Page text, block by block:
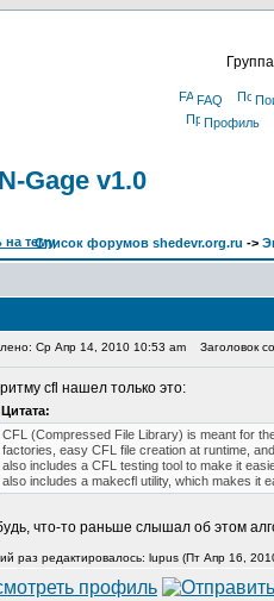
FAQ
Профиль
Gage v1.0
Список форумов shedevr.org.ru ->
Ср Апр 14, 2010 10:53 am Заголовок
cfl нашел только это:
Цитата:
CFL (Compressed File Library) is meant for
factories, easy CFL file creation at runtime,
also includes a CFL testing tool to make it
also includes a makecfl utility, which makes it
что-то раньше слышал об этом
раз редактировалось: lupus (Пт Апр 16,